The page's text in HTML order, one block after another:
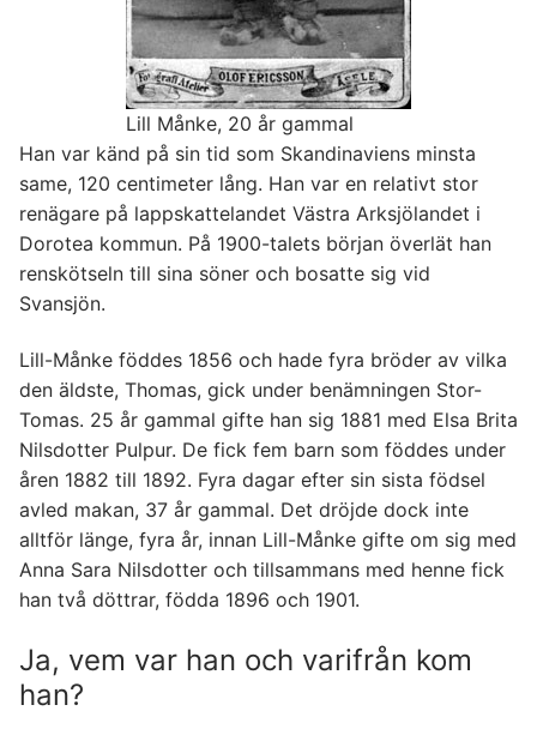
Lill Månke, 20 år gammal
Han var känd på sin tid som Skandinaviens minsta
same, 120 centimeter lång. Han var en relativt stor
renägare på lappskattelandet Västra Arksjölandet i
Dorotea kommun. På 1900-talets början överlät han
renskötseln till sina söner och bosatte sig vid
Svansjön.
Lill-Månke föddes 1856 och hade fyra bröder av vilka
den äldste, Thomas, gick under benämningen Stor-
Tomas. 25 år gammal gifte han sig 1881 med Elsa Brita
Nilsdotter Pulpur. De fick fem barn som föddes under
åren 1882 till 1892. Fyra dagar efter sin sista födsel
avled makan, 37 år gammal. Det dröjde dock inte
alltför länge, fyra år, innan Lill-Månke gifte om sig med
Anna Sara Nilsdotter och tillsammans med henne fick
han två döttrar, födda 1896 och 1901.
Ja, vem var han och varifrån kom
han?